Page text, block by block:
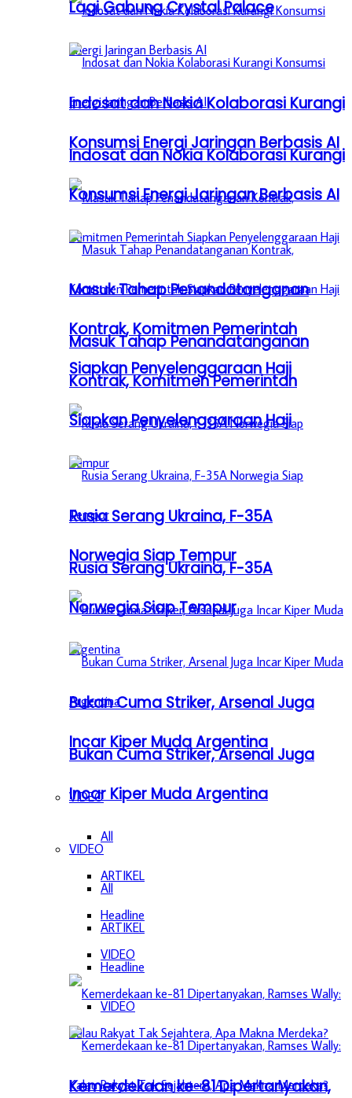
Indosat dan Nokia Kolaborasi Kurangi
Konsumsi Energi Jaringan Berbasis AI
Masuk Tahap Penandatanganan
Kontrak, Komitmen Pemerintah
Siapkan Penyelenggaraan Haji
Rusia Serang Ukraina, F-35A
Norwegia Siap Tempur
Bukan Cuma Striker, Arsenal Juga
Incar Kiper Muda Argentina
VIDEO
All
ARTIKEL
Headline
VIDEO
Kemerdekaan ke-81 Dipertanyakan,
Lagi Gabung Crystal Palace
Indosat dan Nokia Kolaborasi Kurangi
Konsumsi Energi Jaringan Berbasis AI
Masuk Tahap Penandatanganan
Kontrak, Komitmen Pemerintah
Siapkan Penyelenggaraan Haji
Rusia Serang Ukraina, F-35A
Norwegia Siap Tempur
Bukan Cuma Striker, Arsenal Juga
Incar Kiper Muda Argentina
VIDEO
All
ARTIKEL
Headline
VIDEO